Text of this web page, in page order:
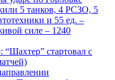
5 танков, 4 РСЗО, 5
и 55 ед. –
силе – 1240
стартовал с